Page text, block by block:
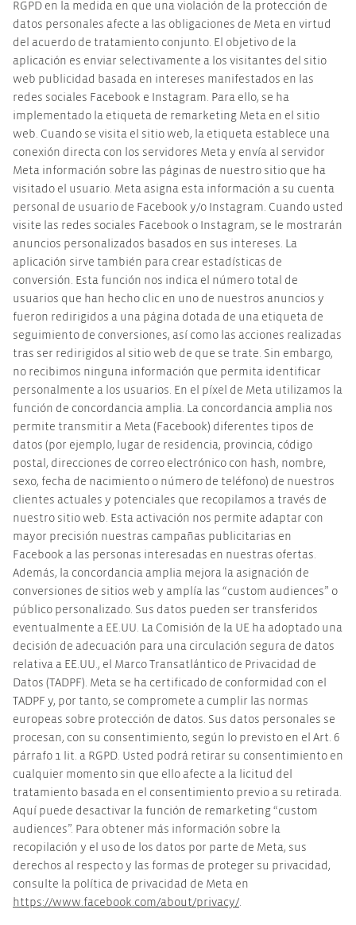
RGPD en la medida en que una violación de la protección de
datos personales afecte a las obligaciones de Meta en virtud
del acuerdo de tratamiento conjunto. El objetivo de la
aplicación es enviar selectivamente a los visitantes del sitio
web publicidad basada en intereses manifestados en las
redes sociales Facebook e Instagram. Para ello, se ha
implementado la etiqueta de remarketing Meta en el sitio
web. Cuando se visita el sitio web, la etiqueta establece una
conexión directa con los servidores Meta y envía al servidor
Meta información sobre las páginas de nuestro sitio que ha
visitado el usuario. Meta asigna esta información a su cuenta
personal de usuario de Facebook y/o Instagram. Cuando usted
visite las redes sociales Facebook o Instagram, se le mostrarán
anuncios personalizados basados en sus intereses. La
aplicación sirve también para crear estadísticas de
conversión. Esta función nos indica el número total de
usuarios que han hecho clic en uno de nuestros anuncios y
fueron redirigidos a una página dotada de una etiqueta de
seguimiento de conversiones, así como las acciones realizadas
tras ser redirigidos al sitio web de que se trate. Sin embargo,
no recibimos ninguna información que permita identificar
personalmente a los usuarios. En el píxel de Meta utilizamos la
función de concordancia amplia. La concordancia amplia nos
permite transmitir a Meta (Facebook) diferentes tipos de
datos (por ejemplo, lugar de residencia, provincia, código
postal, direcciones de correo electrónico con hash, nombre,
sexo, fecha de nacimiento o número de teléfono) de nuestros
clientes actuales y potenciales que recopilamos a través de
nuestro sitio web. Esta activación nos permite adaptar con
mayor precisión nuestras campañas publicitarias en
Facebook a las personas interesadas en nuestras ofertas.
Además, la concordancia amplia mejora la asignación de
conversiones de sitios web y amplía las “custom audiences” o
público personalizado. Sus datos pueden ser transferidos
eventualmente a EE.UU. La Comisión de la UE ha adoptado una
decisión de adecuación para una circulación segura de datos
relativa a EE.UU., el Marco Transatlántico de Privacidad de
Datos (TADPF). Meta se ha certificado de conformidad con el
TADPF y, por tanto, se compromete a cumplir las normas
europeas sobre protección de datos. Sus datos personales se
procesan, con su consentimiento, según lo previsto en el Art. 6
párrafo 1 lit. a RGPD. Usted podrá retirar su consentimiento en
cualquier momento sin que ello afecte a la licitud del
tratamiento basada en el consentimiento previo a su retirada.
Aquí puede desactivar la función de remarketing “custom
audiences”. Para obtener más información sobre la
recopilación y el uso de los datos por parte de Meta, sus
derechos al respecto y las formas de proteger su privacidad,
consulte la política de privacidad de Meta en
https://www.facebook.com/about/privacy/.